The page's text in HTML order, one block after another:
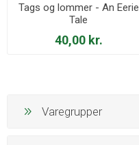
Tags og lommer - An Eerie
Tale
40,00 kr.
Varegrupper